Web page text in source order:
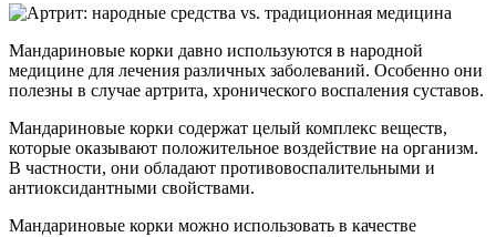
Мандариновые корки давно используются в народной
медицине для лечения различных заболеваний. Особенно они
полезны в случае артрита, хронического воспаления суставов.
Мандариновые корки содержат целый комплекс веществ,
которые оказывают положительное воздействие на организм.
В частности, они обладают противовоспалительными и
антиоксидантными свойствами.
Мандариновые корки можно использовать в качестве